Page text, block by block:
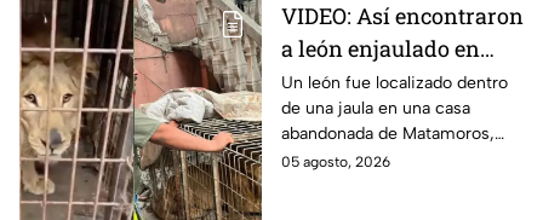
VIDEO: Así encontraron
a león enjaulado en
casa abandonada en
Matamoros,
Tamaulipas
Un león fue localizado dentro
de una jaula en una casa
abandonada de Matamoros,
Tamaulipas. El hallazgo
05 agosto, 2026